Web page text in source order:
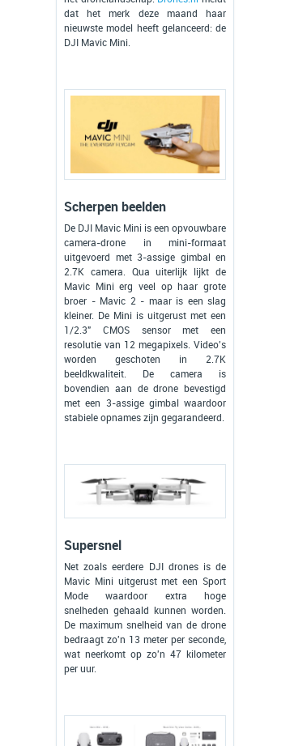
dat het merk deze maand haar
nieuwste model heeft gelanceerd: de
DJI Mavic Mini.
Scherpen beelden
De DJI Mavic Mini is een opvouwbare
camera-drone in mini-formaat
uitgevoerd met 3-assige gimbal en
2.7K camera. Qua uiterlijk lijkt de
Mavic Mini erg veel op haar grote
broer - Mavic 2 - maar is een slag
kleiner. De Mini is uitgerust met een
1/2.3" CMOS sensor met een
resolutie van 12 megapixels. Video's
worden geschoten in 2.7K
beeldkwaliteit. De camera is
bovendien aan de drone bevestigd
met een 3-assige gimbal waardoor
stabiele opnames zijn gegarandeerd.
Supersnel
Net zoals eerdere DJI drones is de
Mavic Mini uitgerust met een Sport
Mode waardoor extra hoge
snelheden gehaald kunnen worden.
De maximum snelheid van de drone
bedraagt zo'n 13 meter per seconde,
wat neerkomt op zo'n 47 kilometer
per uur.